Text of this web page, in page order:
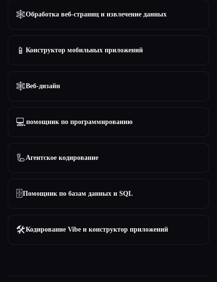
🕸️Обработка веб-страниц и извлечение данных
📱 Конструктор мобильных приложений
🕸Веб-дизайн
💻помощник по программированию
🦾Агентское кодирование
🗄️Помощник по базам данных и SQL
🛠️Кодирование Vibe и конструктор приложений